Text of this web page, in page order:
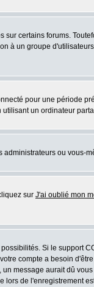
certains forums.
à un groupe
pour une période
un ordinateur
ou vous-
sur J'ai oublié mon
Si le support
compte a besoin
message aurait dû
de l'enregistrement